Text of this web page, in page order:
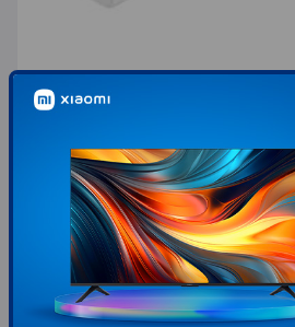
XIAOMI Punjac MI 33W USB Type A/Type
C (adapter)
1.599,00
sa 25% popusta
Slični proizvodi